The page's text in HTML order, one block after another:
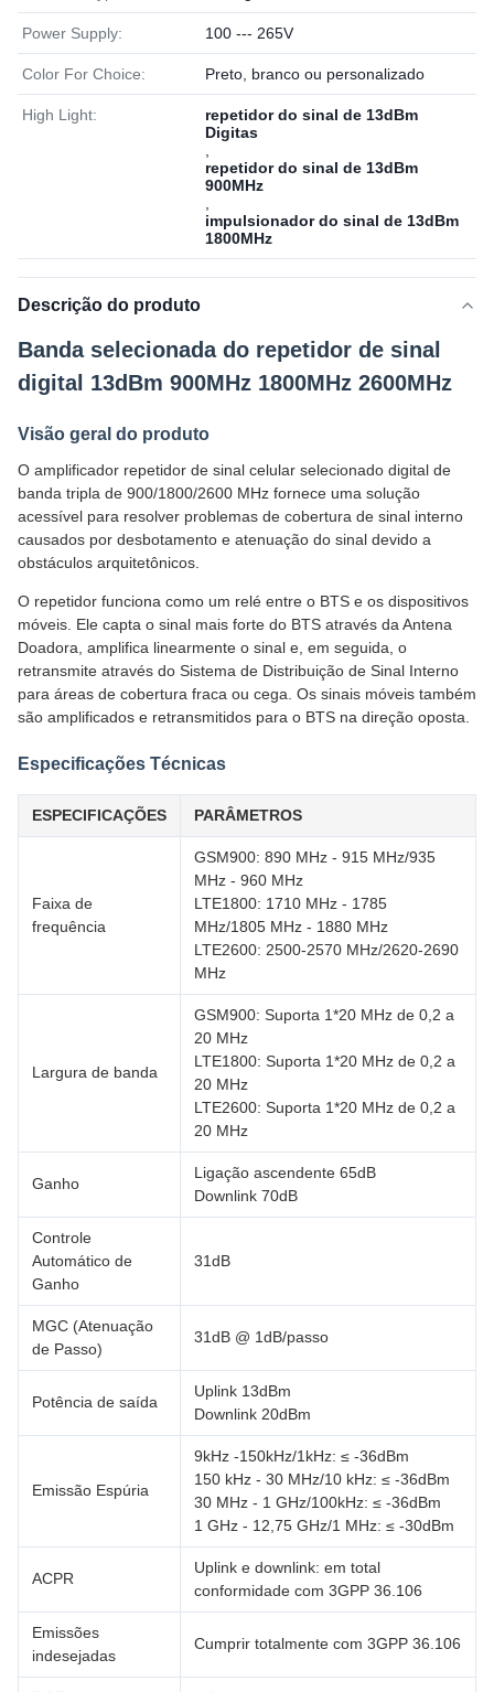
Power Supply: 100 --- 265V
Color For Choice: Preto, branco ou personalizado
High Light:
repetidor do sinal de 13dBm
Digitas
repetidor do sinal de 13dBm
900MHz
impulsionador do sinal de 13dBm
1800MHz
Descrição do produto
Banda selecionada do repetidor de sinal
digital 13dBm 900MHz 1800MHz 2600MHz
Visão geral do produto
O amplificador repetidor de sinal celular selecionado digital de
banda tripla de 900/1800/2600 MHz fornece uma solução
acessível para resolver problemas de cobertura de sinal interno
causados ​​por desbotamento e atenuação do sinal devido a
obstáculos arquitetônicos.
O repetidor funciona como um relé entre o BTS e os dispositivos
móveis. Ele capta o sinal mais forte do BTS através da Antena
Doadora, amplifica linearmente o sinal e, em seguida, o
retransmite através do Sistema de Distribuição de Sinal Interno
para áreas de cobertura fraca ou cega. Os sinais móveis também
são amplificados e retransmitidos para o BTS na direção oposta.
Especificações Técnicas
ESPECIFICAÇÕES PARÂMETROS
Faixa de
frequência
GSM900: 890 MHz - 915 MHz/935
MHz - 960 MHz
LTE1800: 1710 MHz - 1785
MHz/1805 MHz - 1880 MHz
LTE2600: 2500-2570 MHz/2620-2690
MHz
Largura de banda
GSM900: Suporta 1*20 MHz de 0,2 a
20 MHz
LTE1800: Suporta 1*20 MHz de 0,2 a
20 MHz
LTE2600: Suporta 1*20 MHz de 0,2 a
20 MHz
Ganho
Ligação ascendente 65dB
Downlink 70dB
Controle
Automático de
Ganho
31dB
MGC (Atenuação
de Passo)
31dB @ 1dB/passo
Potência de saída
Uplink 13dBm
Downlink 20dBm
Emissão Espúria
9kHz -150kHz/1kHz: ≤ -36dBm
150 kHz - 30 MHz/10 kHz: ≤ -36dBm
30 MHz - 1 GHz/100kHz: ≤ -36dBm
1 GHz - 12,75 GHz/1 MHz: ≤ -30dBm
ACPR
Uplink e downlink: em total
conformidade com 3GPP 36.106
Emissões
indesejadas
Cumprir totalmente com 3GPP 36.106